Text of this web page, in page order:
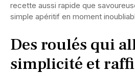
recette aussi rapide que
simple apéritif en moment
Des roulés qui
simplicité et